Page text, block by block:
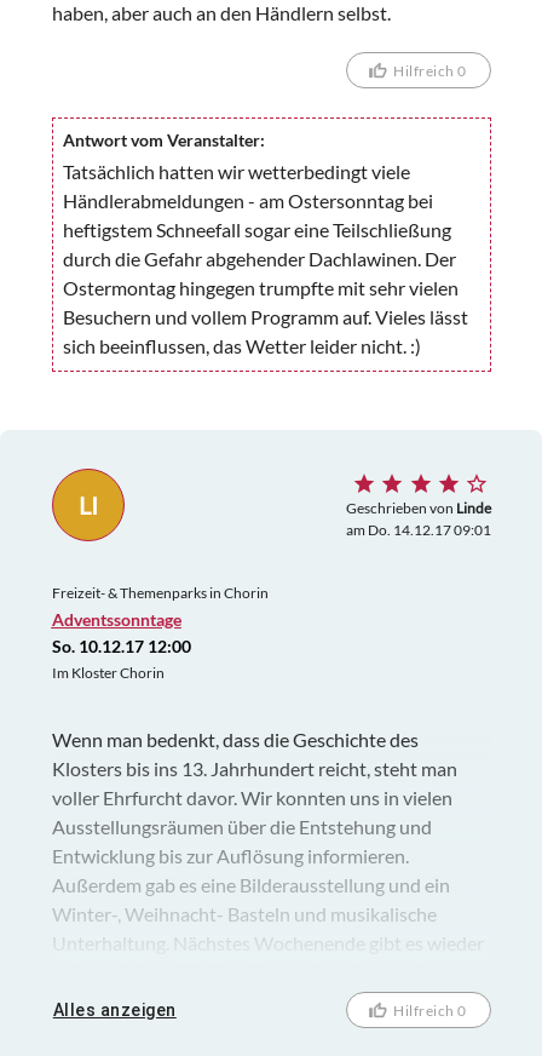
haben, aber auch an den Händlern selbst.
Hilfreich 0
Antwort vom Veranstalter:
Tatsächlich hatten wir wetterbedingt viele
Händlerabmeldungen - am Ostersonntag bei
heftigstem Schneefall sogar eine Teilschließung
durch die Gefahr abgehender Dachlawinen. Der
Ostermontag hingegen trumpfte mit sehr vielen
Besuchern und vollem Programm auf. Vieles lässt
sich beeinflussen, das Wetter leider nicht. :)
LI Geschrieben von Linde
am Do. 14.12.17 09:01
Freizeit- & Themenparks in Chorin
Adventssonntage
So. 10.12.17 12:00
Im Kloster Chorin
Wenn man bedenkt, dass die Geschichte des
Klosters bis ins 13. Jahrhundert reicht, steht man
voller Ehrfurcht davor. Wir konnten uns in vielen
Ausstellungsräumen über die Entstehung und
Entwicklung bis zur Auflösung informieren.
Außerdem gab es eine Bilderausstellung und ein
Winter-, Weihnacht- Basteln und musikalische
Unterhaltung. Nächstes Wochenende gibt es wieder
Ausflugsziel.
Alles anzeigen Hilfreich 0